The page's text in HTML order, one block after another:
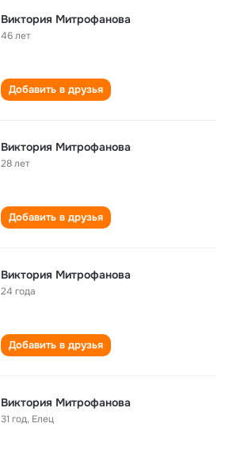
Виктория Митрофанова
46 лет
Добавить в друзья
Виктория Митрофанова
28 лет
Добавить в друзья
Виктория Митрофанова
24 года
Добавить в друзья
Виктория Митрофанова
31 год, Елец